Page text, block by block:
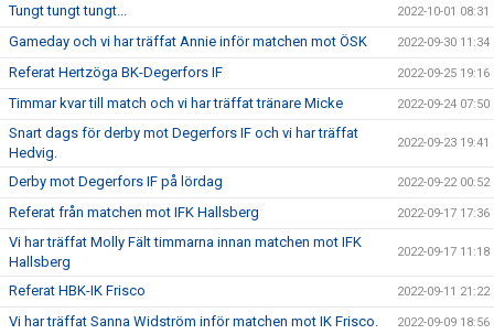
Tungt tungt tungt... 2022-10-01 08:31
Gameday och vi har träffat Annie inför matchen mot ÖSK 2022-09-30 11:34
Referat Hertzöga BK-Degerfors IF 2022-09-25 19:16
Timmar kvar till match och vi har träffat tränare Micke 2022-09-24 07:50
Snart dags för derby mot Degerfors IF och vi har träffat
Hedvig.
2022-09-23 19:41
Derby mot Degerfors IF på lördag 2022-09-22 00:52
Referat från matchen mot IFK Hallsberg 2022-09-17 17:36
Vi har träffat Molly Fält timmarna innan matchen mot IFK
Hallsberg
2022-09-17 11:18
Referat HBK-IK Frisco 2022-09-11 21:22
Vi har träffat Sanna Widström inför matchen mot IK Frisco. 2022-09-09 18:56